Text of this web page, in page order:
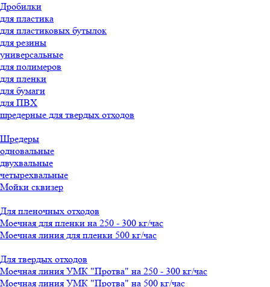
Дробилки
для пластика
для пластиковых бутылок
для резины
универсальные
для полимеров
для пленки
для бумаги
для ПВХ
шредерные для твердых отходов
Шредеры
одновальные
двухвальные
четырехвальные
Мойки сквизер
Для пленочных отходов
Моечная для пленки на 250 - 300 кг/час
Моечная линия для пленки 500 кг/час
Для твердых отходов
Моечная линия УМК "Протва" на 250 - 300 кг/час
Моечная линия УМК "Протва" на 500 кг/час